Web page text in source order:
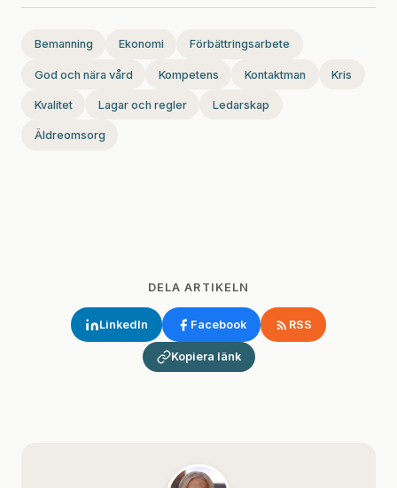
Bemanning Ekonomi Förbättringsarbete
God och nära vård Kompetens Kontaktman Kris
Kvalitet Lagar och regler Ledarskap
Äldreomsorg
DELA ARTIKELN
LinkedIn Facebook RSS
Kopiera länk